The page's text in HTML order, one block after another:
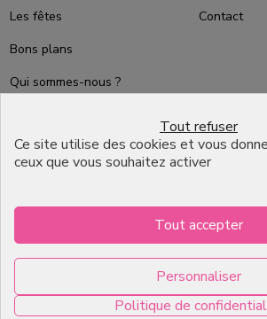
Les fêtes
Bons plans
Qui sommes-nous ?
Emballage pour Chocolatier
Contact
Infos pratiques
7, RUE DU 19 MARS 1962
Ce site utilise des cookies et vous
ceux que vous souhaitez activer
Tout accepter
Tout refuser
Personnaliser
Politique de